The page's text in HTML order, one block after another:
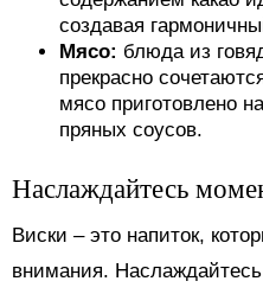
создавая
Мясо: блюда из
прекрасно
мясо приготовлено
пряных соусов.
Наслаждайтесь
Виски – это напиток,
внимания.